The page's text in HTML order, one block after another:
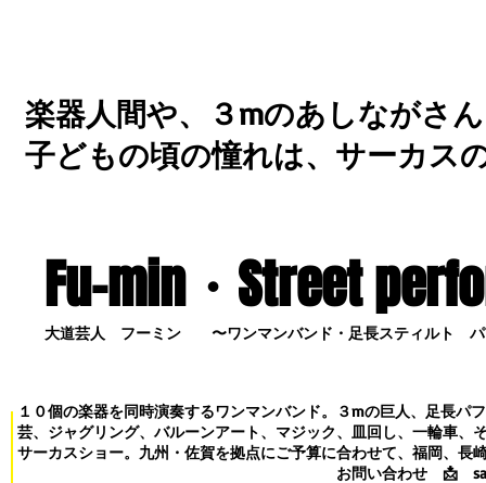
楽器人間や、３mのあしながさ
子どもの頃の憧れは、サーカス
Fu-min・Street
大道芸人 フーミン 〜ワンマンバンド・足長スティルト パ
１０個の楽器を同時演奏するワンマンバンド。３mの巨人、足長パ
芸、ジャグリング、バルーンアート、マジック、皿回し、一輪車、
サーカスショー。九州・佐賀を拠点にご予算に合わせて、福岡、長
お問い合わせ 📩